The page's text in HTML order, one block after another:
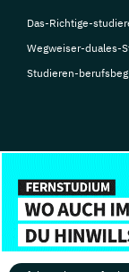
Das-Richtige-
Wegweiser-duales-
Studieren-
© Copyright 2026,
Impressum